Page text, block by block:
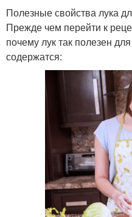
Полезные свойства лука
Прежде чем перейти к
почему лук так полезен
содержатся: